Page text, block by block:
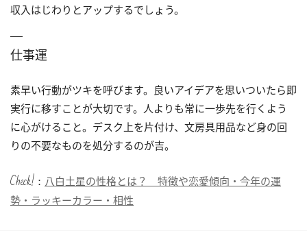
収入はじわりとアップするでしょう。
仕事運
素早い行動がツキを呼びます。良いアイデアを思いついたら即
実行に移すことが大切です。人よりも常に一歩先を行くよう
に心がけること。デスク上を片付け、文房具用品など身の回
りの不要なものを処分するのが吉。
Check!： 八白土星の性格とは？ 特徴や恋愛傾向・今年の運
勢・ラッキーカラー・相性